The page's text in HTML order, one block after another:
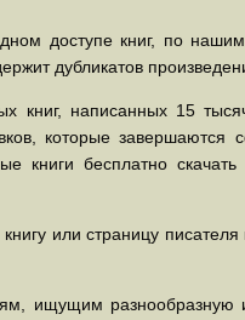
доступе книг, по
дубликатов
книг, написанных 15
которые завершаются
книги бесплатно
книгу или страницу
ищущим